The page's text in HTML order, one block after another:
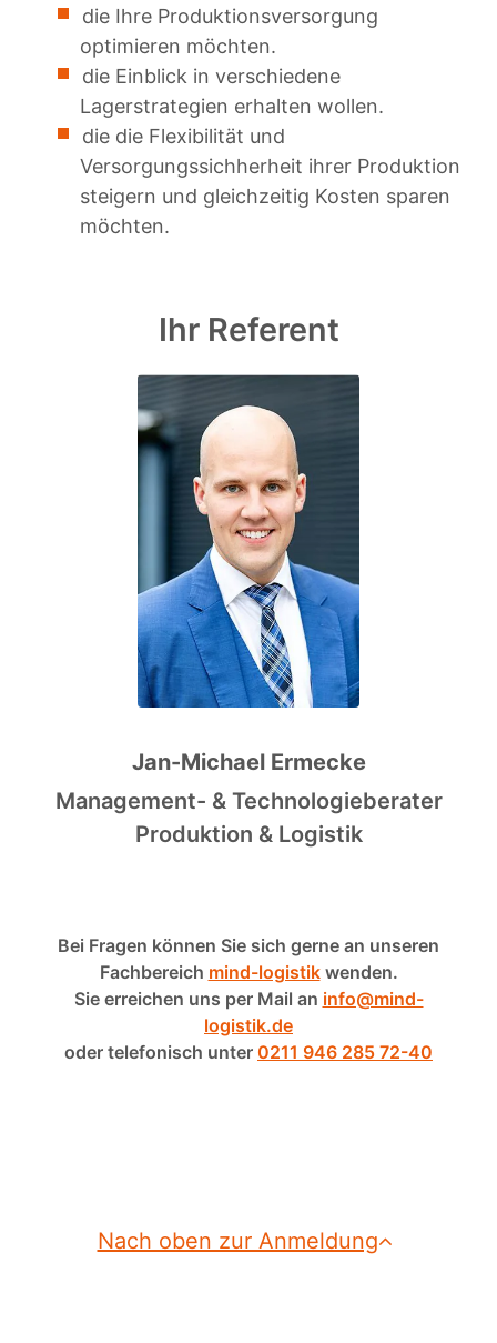
die Ihre Produktionsversorgung
optimieren möchten.
die Einblick in verschiedene
Lagerstrategien erhalten wollen.
die die Flexibilität und
Versorgungssichherheit ihrer Produktion
steigern und gleichzeitig Kosten sparen
möchten.
Ihr Referent
Jan-Michael Ermecke
Management- & Technologieberater
Produktion & Logistik
Bei Fragen können Sie sich gerne an unseren
Fachbereich mind-logistikwenden.
Sie erreichen uns per Mail an info@mind-
logistik.de
oder telefonisch unter 0211 946 285 72-40
Nach oben zur Anmeldung